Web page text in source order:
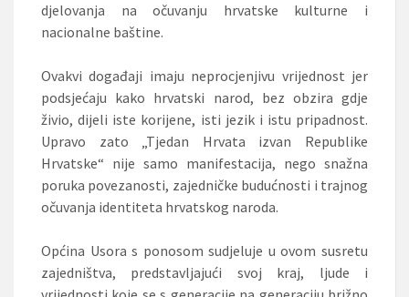
djelovanja na očuvanju hrvatske kulturne i
nacionalne baštine.
Ovakvi događaji imaju neprocjenjivu vrijednost jer
podsjećaju kako hrvatski narod, bez obzira gdje
živio, dijeli iste korijene, isti jezik i istu pripadnost.
Upravo zato „Tjedan Hrvata izvan Republike
Hrvatske“ nije samo manifestacija, nego snažna
poruka povezanosti, zajedničke budućnosti i trajnog
očuvanja identiteta hrvatskog naroda.
Općina Usora s ponosom sudjeluje u ovom susretu
zajedništva, predstavljajući svoj kraj, ljude i